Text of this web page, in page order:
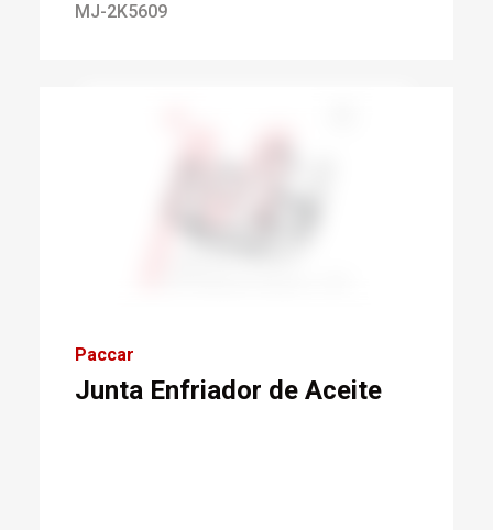
MJ-2K5609
Paccar
Junta Enfriador de Aceite